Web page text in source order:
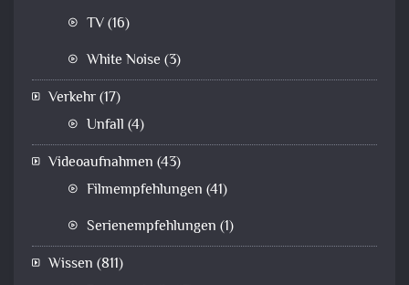
TV(16)
White Noise (3)
Verkehr(17)
Unfall (4)
Videoaufnahmen (43)
Filmempfehlungen (41)
Serienempfehlungen (1)
Wissen (811)